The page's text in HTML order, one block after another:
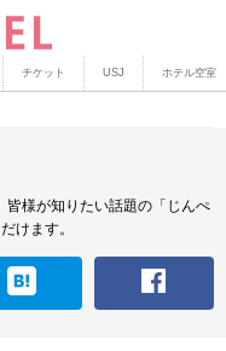
チケット USJ ホテル空室
皆様が知りたい話題の「じんぺ
けます。